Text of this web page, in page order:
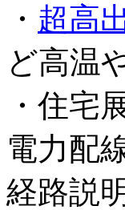
・ 超高
ど高温
・住宅
電力配
経路説